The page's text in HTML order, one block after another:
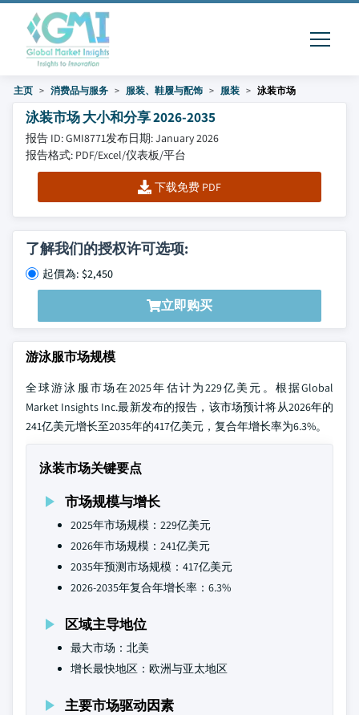
主页 消费品与服务 服装、鞋履与配饰 服装 泳装市场
泳装市场 大小和分享 2026-2035
报告 ID: GMI8771发布日期: January 2026
报告格式: PDF/Excel/仪表板/平台
下载免费 PDF
了解我们的授权许可选项:
起價為: $2,450
立即购买
游泳服市场规模
全球游泳服市场在2025年估计为229亿美元。根据Global
Market Insights Inc.最新发布的报告，该市场预计将从2026年的
241亿美元增长至2035年的417亿美元，复合年增长率为6.3%。
泳装市场关键要点
市场规模与增长
2025年市场规模：229亿美元
2026年市场规模：241亿美元
2035年预测市场规模：417亿美元
2026-2035年复合年增长率：6.3%
区域主导地位
最大市场：北美
增长最快地区：欧洲与亚太地区
主要市场驱动因素